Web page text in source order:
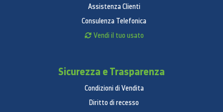
Assistenza Clienti
Consulenza Telefonica
Vendi il tuo usato
Sicurezza e Trasparenza
Condizioni di Vendita
Diritto di recesso